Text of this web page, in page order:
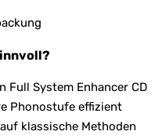
Full System Enhancer CD
Phonostufe effizient
klassische Methoden